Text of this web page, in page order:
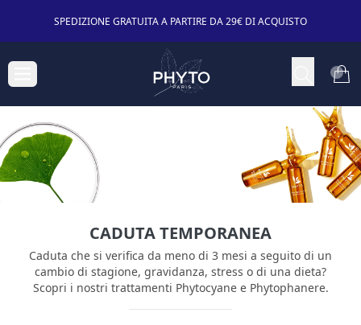
SPEDIZIONE GRATUITA A PARTIRE DA 29€ DI ACQUISTO
CADUTA TEMPORANEA
Caduta che si verifica da meno di 3 mesi a seguito di un
cambio di stagione, gravidanza, stress o di una dieta?
Scopri i nostri trattamenti Phytocyane e Phytophanere.